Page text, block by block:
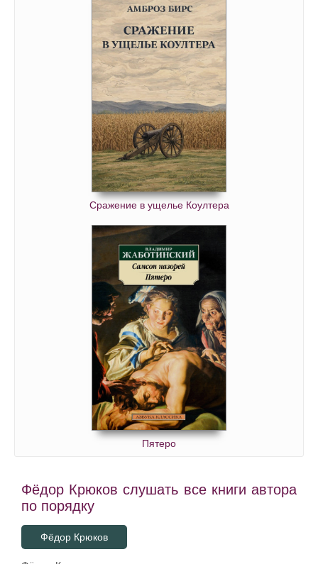
Сражение в ущелье Коултера
Пятеро
Фёдор Крюков слушать все книги автора
по порядку
Фёдор Крюков